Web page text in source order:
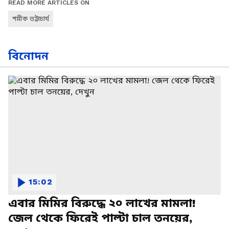
READ MORE ARTICLES ON
শমীক ভট্টাচার্য
বিনোদন
এবার মিমির বিরুদ্ধে ২০ লাখের মামলা!
জেল থেকে ফিরেই পাল্টা চাল তনয়ের,
15:02